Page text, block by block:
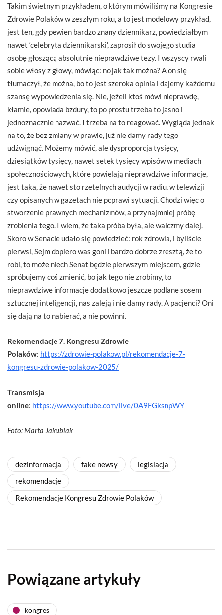
Takim świetnym przykładem, o którym mówiliśmy na Kongresie
Zdrowie Polaków w zeszłym roku, a to jest modelowy przykład,
jest ten, gdy pewien bardzo znany dziennikarz, powiedziałbym
nawet ‘celebryta dziennikarski’, zaprosił do swojego studia
osobę głoszącą absolutnie nieprawdziwe tezy. I wszyscy rwali
sobie włosy z głowy, mówiąc: no jak tak można? A on się
tłumaczył, że można, bo to jest szeroka opinia i dajemy każdemu
szansę wypowiedzenia się. Nie, jeżeli ktoś mówi nieprawdę,
kłamie, opowiada bzdury, to po prostu trzeba to jasno i
jednoznacznie nazwać. I trzeba na to reagować. Wygląda jednak
na to, że bez zmiany w prawie, już nie damy rady tego
udźwignąć. Możemy mówić, ale dysproporcja tysięcy,
dziesiątków tysięcy, nawet setek tysięcy wpisów w mediach
społecznościowych, które powielają nieprawdziwe informacje,
jest taka, że nawet sto rzetelnych audycji w radiu, w telewizji
czy opisanych w gazetach nie poprawi sytuacji. Chodzi więc o
stworzenie prawnych mechanizmów, a przynajmniej próbę
zrobienia tego. I wiem, że taka próba była, ale walczmy dalej.
Skoro w Senacie udało się powiedzieć: rok zdrowia, i byliście
pierwsi, Sejm dopiero was goni i bardzo dobrze zresztą, że to
robi, to może niech Senat będzie pierwszym miejscem, gdzie
spróbujemy coś zmienić, bo jak tego nie zrobimy, to
nieprawdziwe informacje dodatkowo jeszcze podlane sosem
sztucznej inteligencji, nas zaleją i nie damy rady. A pacjenci? Oni
się dają na to nabierać, a nie powinni.
Rekomendacje 7. Kongresu Zdrowie
Polaków: https://zdrowie-polakow.pl/rekomendacje-7-
kongresu-zdrowie-polakow-2025/
Transmisja
online: https://www.youtube.com/live/0A9FGksnpWY
Foto: Marta Jakubiak
dezinformacja fake newsy
legislacja
rekomendacje
Rekomendacje Kongresu Zdrowie Polaków
Powiązane artykuły
kongres